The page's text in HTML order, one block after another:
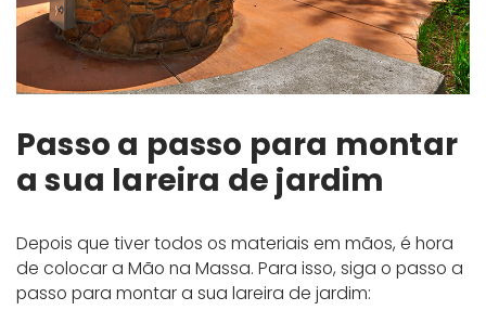
Passo a passo para montar
a sua lareira de jardim
Depois que tiver todos os materiais em mãos, é hora
de colocar a Mão na Massa. Para isso, siga o passo a
passo para montar a sua lareira de jardim: